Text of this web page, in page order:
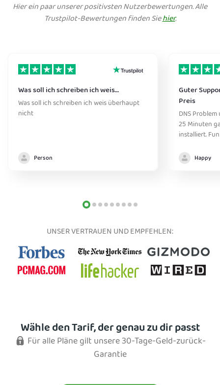
Hier ein paar unserer positivsten Nutzerbewertungen. Alle
Trustpilot-Bewertungen finden Siehier.
Was soll ich schreiben ich weis…
Was soll ich schreiben ich weis überhaupt
nicht
Person
Guter
Preis
DNS
25 Minuten
installiert.
Happy
UNSER VERTRAUEN UND EMPFEHLEN:
Wähle den Tarif, der genau zu dir passt
Für alle Pläne gilt unsere 30-Tage-Geld-zurück-
Garantie